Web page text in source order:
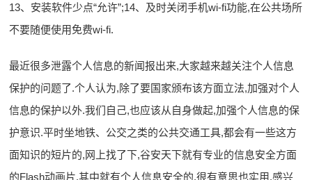
13、安装软件少点“允许”;14、及时关闭手机wi-fi功能,在公共场所
不要随便使用免费wi-fi.
最近很多泄露个人信息的新闻报出来,大家越来越关注个人信息
保护的问题了.个人认为,除了要国家颁布该方面立法,加强对个人
信息的保护以外.我们自己,也应该从自身做起,加强个人信息的保
护意识.平时坐地铁、公交之类的公共交通工具,都会有一些这方
面知识的短片的,网上找了下,谷安天下就有专业的信息安全方面
的Flash动画片,其中就有个人信息安全的,很有意思也实用,感兴